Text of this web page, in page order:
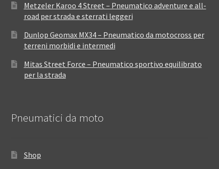
Metzeler Karoo 4 Street – Pneumatico adventure e all-
road per strada e sterrati leggeri
Dunlop Geomax MX34 – Pneumatico da motocross per
terreni morbidi e intermedi
Mitas Street Force – Pneumatico sportivo equilibrato
per la strada
Pneumatici da moto
Shop